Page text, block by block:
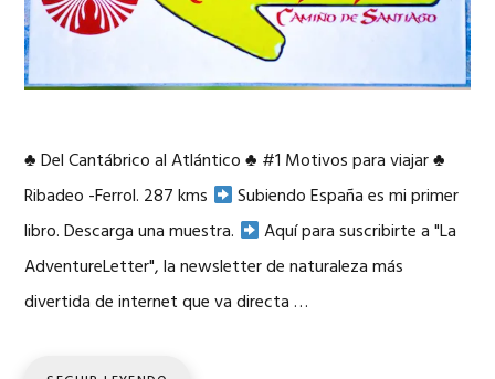
♣Del Cantábrico al Atlántico♣ #1 Motivos para viajar♣
Ribadeo -Ferrol. 287 kms
Subiendo España es mi primer
libro. Descarga una muestra.
Aquí para suscribirte a "La
AdventureLetter", la newsletter de naturaleza más
divertida de internet que va directa …